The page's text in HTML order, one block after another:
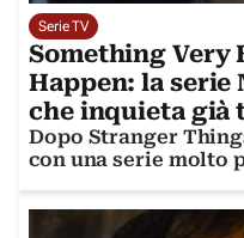
Serie TV
Something Very
Happen: la
che inquieta già
Dopo Stranger
con una serie molto